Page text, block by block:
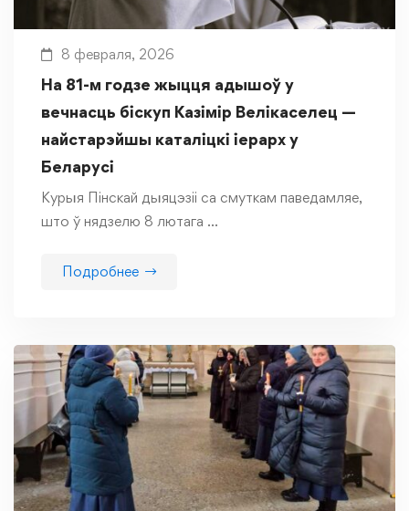
8 февраля, 2026
На 81-м годзе жыцця адышоў у
вечнасць біскуп Казімір Велікаселец —
найстарэйшы каталіцкі іерарх у
Беларусі
Курыя Пінскай дыяцэзіі са смуткам паведамляе,
што ў нядзелю 8 лютага …
Подробнее